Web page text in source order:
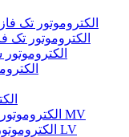
الکتروموتور تک
الکتروموتور تک
الکتروموتورهای فشار متوسط MV
الکتروموتورهای فشار ضعیف LV